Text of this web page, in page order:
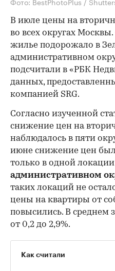
В июле цены на
во всех округах
жилье подорожало в
административном
подсчитали в «РБК
данных,
компанией SRG.
Согласно изученной
снижение цен на
наблюдалось в пяти
июне снижение цен
только в одной
административном
таких локаций не
цены на квартиры от
повысились. В среднем
от 0,2 до 2,9%.
Как считали